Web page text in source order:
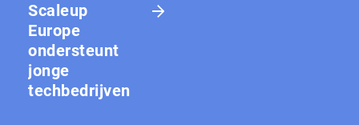
Scaleup
Europe
ondersteunt
jonge
techbedrijven